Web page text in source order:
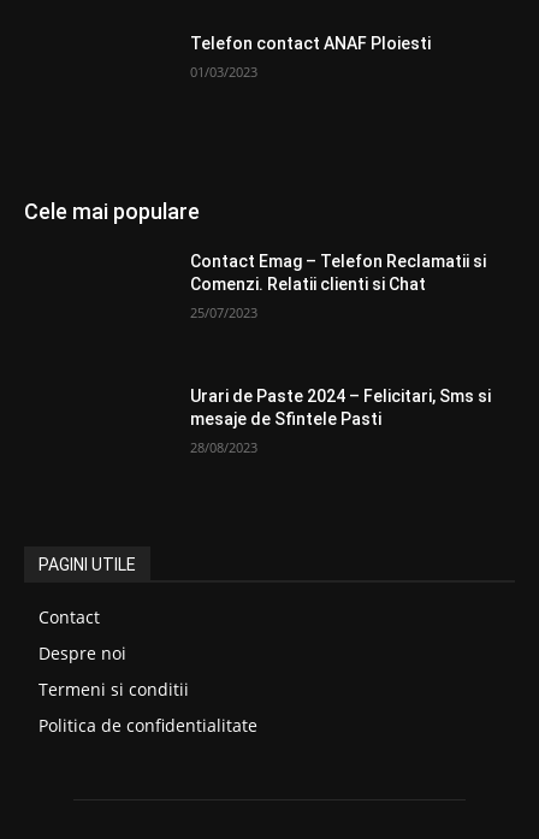
Telefon contact ANAF Ploiesti
01/03/2023
Cele mai populare
Contact Emag – Telefon Reclamatii si
Comenzi. Relatii clienti si Chat
25/07/2023
Urari de Paste 2024 – Felicitari, Sms si
mesaje de Sfintele Pasti
28/08/2023
PAGINI UTILE
Contact
Despre noi
Termeni si conditii
Politica de confidentialitate